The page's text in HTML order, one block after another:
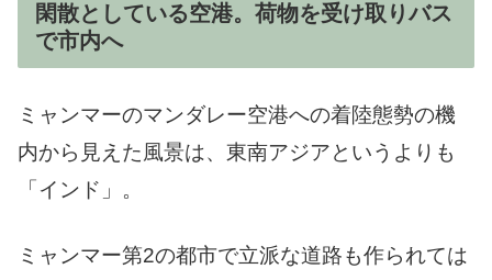
閑散としている空港。荷物を受け取りバス
で市内へ
ミャンマーのマンダレー空港への着陸態勢の機
内から見えた風景は、東南アジアというよりも
「インド」。
ミャンマー第2の都市で立派な道路も作られては